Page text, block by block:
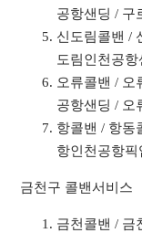
공항샌딩 / 구
신도림콜밴 /
도림인천공
오류콜밴 / 오
공항샌딩 / 오
항콜밴 / 항동
항인천공항픽
금천구 콜밴서비스
금천콜밴 / 금